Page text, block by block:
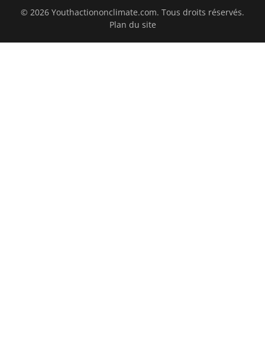
© 2026 Youthactiononclimate.com. Tous droits réservés.
Plan du site